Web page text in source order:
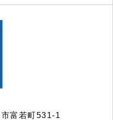
富若町531-1